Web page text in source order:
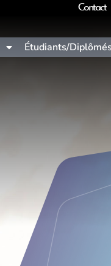
Contact
Étudiants/Diplômés